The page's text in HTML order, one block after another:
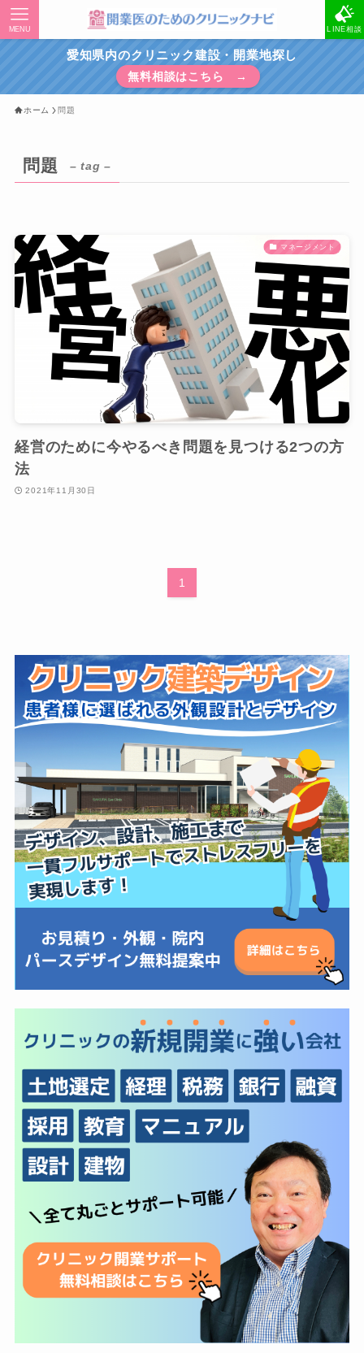
LINE相談
MENU
愛知県内のクリニック建設・開業地探し
無料相談はこちら →
ホーム 問題
問題 – tag –
マネージメント
経営のために今やるべき問題を見つける2つの方
法
2021年11月30日
1